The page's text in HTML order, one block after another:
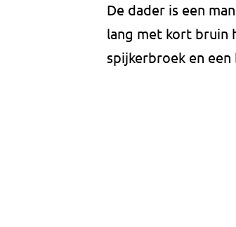
De dader is een
lang met kort bruin
spijkerbroek en